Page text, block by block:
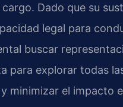
Dado que su
legal para
buscar
para explorar todas
minimizar el impacto